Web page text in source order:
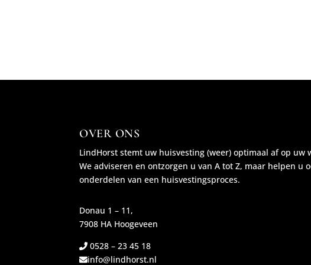
OVER ONS
LindHorst stemt uw huisvesting (weer) optimaal af op uw
We adviseren en ontzorgen u van A tot Z, maar helpen u
onderdelen van een huisvestingsproces.
Donau 1 – 11,
7908 HA Hoogeveen
0528 – 23 45 18
info@lindhorst.nl